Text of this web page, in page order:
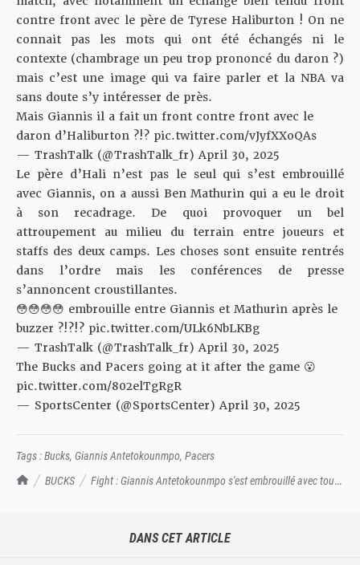
TrashTalk Actu NBA
BUCKS
Fight : Giannis Antetokounmpo s'est embrouillé avec tous
contre front avec le père de Tyrese Haliburton ! On ne
connait pas les mots qui ont été échangés ni le
contexte (chambrage un peu trop prononcé du daron ?)
mais c’est une image qui va faire parler et la NBA va
sans doute s’y intéresser de près.
Mais Giannis il a fait un front contre front avec le
daron d’Haliburton ?!? pic.twitter.com/vJyfXXoQAs
— TrashTalk (@TrashTalk_fr) April 30, 2025
Le père d’Hali n’est pas le seul qui s’est embrouillé
avec Giannis, on a aussi Ben Mathurin qui a eu le droit
à son recadrage. De quoi provoquer un bel
attroupement au milieu du terrain entre joueurs et
staffs des deux camps. Les choses sont ensuite rentrés
dans l’ordre mais les conférences de presse
s’annoncent croustillantes.
😳😳😳😳 embrouille entre Giannis et Mathurin après le
buzzer ?!?!? pic.twitter.com/ULk6NbLKBg
— TrashTalk (@TrashTalk_fr) April 30, 2025
The Bucks and Pacers going at it after the game 😮
pic.twitter.com/802elTgRgR
— SportsCenter (@SportsCenter) April 30, 2025
Tags :Bucks, Giannis Antetokounmpo, Pacers
DANS CET ARTICLE